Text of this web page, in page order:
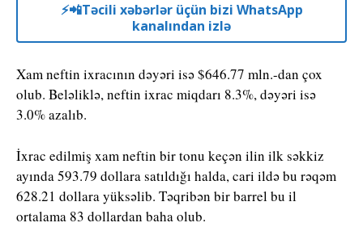
⚡️📲Təcili xəbərlər üçün bizi WhatsApp
kanalından izlə
Xam neftin ixracının dəyəri isə $646.77 mln.-dan çox
olub. Beləliklə, neftin ixrac miqdarı 8.3%, dəyəri isə
3.0% azalıb.
İxrac edilmiş xam neftin bir tonu keçən ilin ilk səkkiz
ayında 593.79 dollara satıldığı halda, cari ildə bu rəqəm
628.21 dollara yüksəlib. Təqribən bir barrel bu il
ortalama 83 dollardan baha olub.